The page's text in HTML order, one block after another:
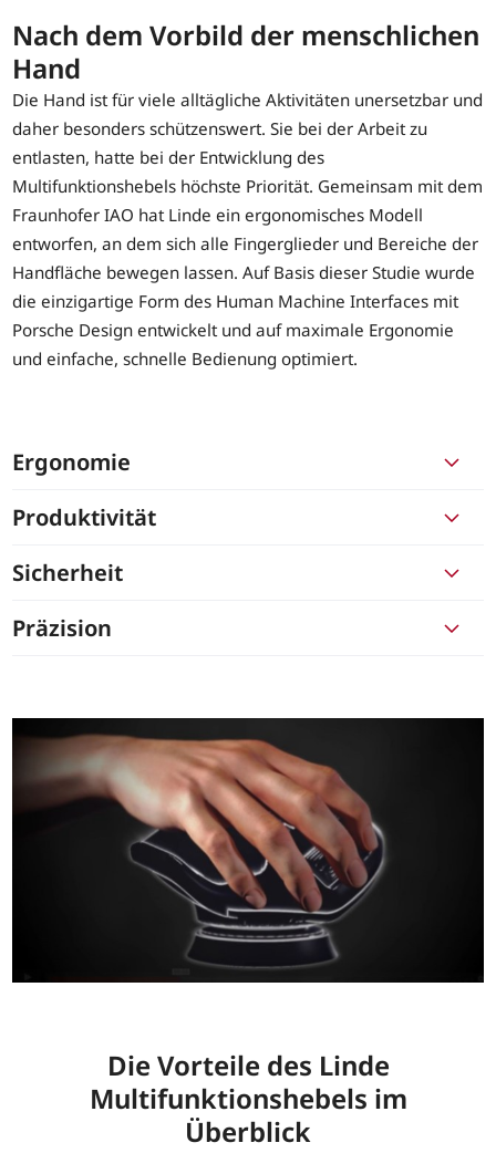
Nach dem Vorbild der menschlichen
Hand
Die Hand ist für viele alltägliche Aktivitäten unersetzbar und
daher besonders schützenswert. Sie bei der Arbeit zu
entlasten, hatte bei der Entwicklung des
Multifunktionshebels höchste Priorität. Gemeinsam mit dem
Fraunhofer IAO hat Linde ein ergonomisches Modell
entworfen, an dem sich alle Fingerglieder und Bereiche der
Handfläche bewegen lassen. Auf Basis dieser Studie wurde
die einzigartige Form des Human Machine Interfaces mit
Porsche Design entwickelt und auf maximale Ergonomie
und einfache, schnelle Bedienung optimiert.
Ergonomie
Produktivität
Sicherheit
Präzision
Die Vorteile des Linde
Multifunktionshebels im
Überblick